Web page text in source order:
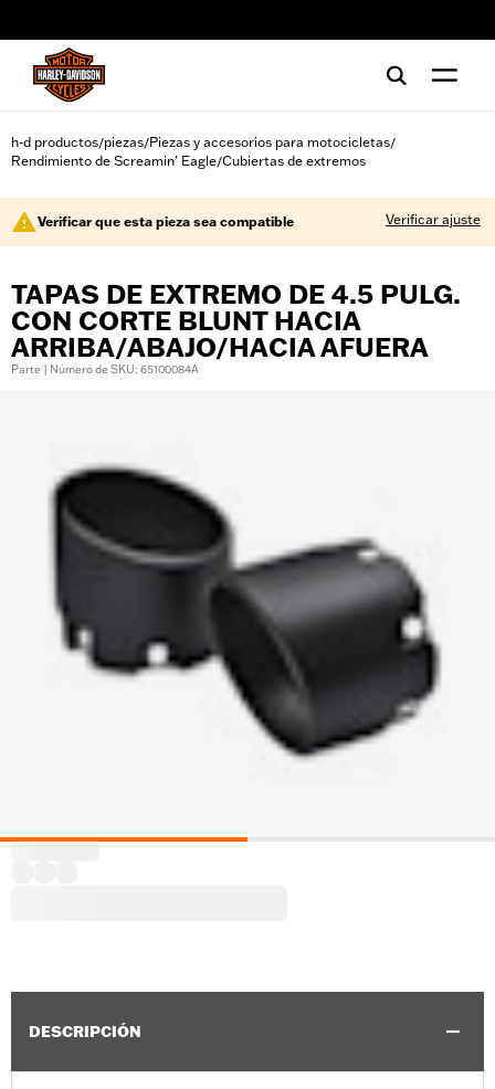
h-d productos/piezas/Piezas y accesorios para motocicletas/
Rendimiento de Screamin' Eagle/Cubiertas de extremos
Verificar que esta pieza sea compatible Verificar ajuste
TAPAS DE EXTREMO DE 4.5 PULG.
CON CORTE BLUNT HACIA
ARRIBA/ABAJO/HACIA AFUERA
Parte | Número de SKU: 65100084A
DESCRIPCIÓN